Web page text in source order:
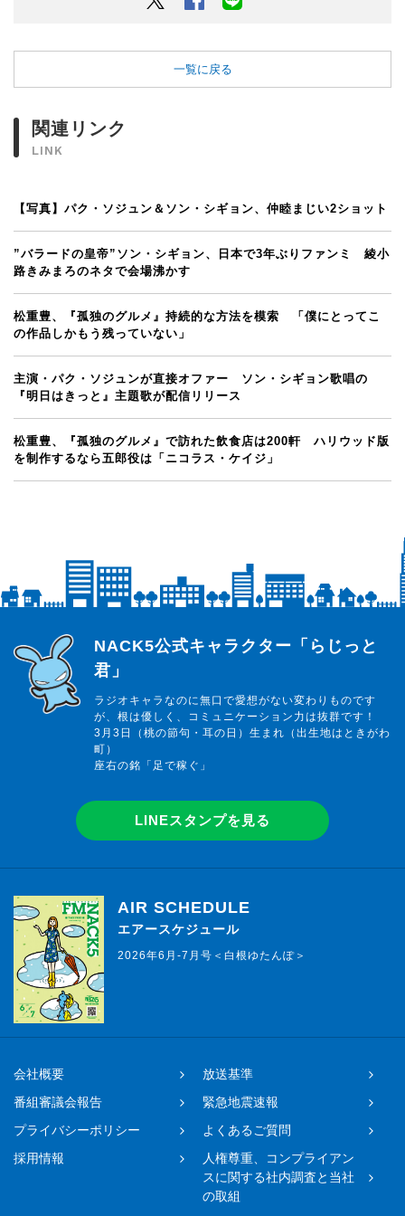
一覧に戻る
関連リンク
LINK
【写真】パク・ソジュン＆ソン・シギョン、仲睦まじい2ショット
”バラードの皇帝”ソン・シギョン、日本で3年ぶりファンミ 綾小
路きみまろのネタで会場沸かす
松重豊、『孤独のグルメ』持続的な方法を模索 「僕にとってこ
の作品しかもう残っていない」
主演・パク・ソジュンが直接オファー ソン・シギョン歌唱の
『明日はきっと』主題歌が配信リリース
松重豊、『孤独のグルメ』で訪れた飲食店は200軒 ハリウッド版
を制作するなら五郎役は「ニコラス・ケイジ」
らじっと君
NACK5公式キャラクター「らじっと
君」
ラジオキャラなのに無口で愛想がない変わりものです
が、根は優しく、コミュニケーション力は抜群です！
3月3日（桃の節句・耳の日）生まれ（出生地はときがわ
町）
座右の銘「足で稼ぐ」
LINEスタンプを見る
AIR SCHEDULE
エアースケジュール
2026年6月-7月号＜白根ゆたんぽ＞
会社概要
放送基準
番組審議会報告
緊急地震速報
プライバシーポリシー
よくあるご質問
採用情報
人権尊重、コンプライアン
スに関する社内調査と当社
の取組